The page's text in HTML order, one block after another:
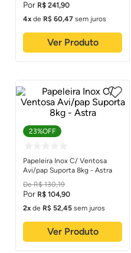
R$ 241 ,90
4
de R$ 60,47 sem juros
Ver Produto
23%OFF
Papeleira Inox C/ Ventosa
Avi/pap Suporta 8kg - Astra
R$ 130,19
R$ 104,90
2
de R$ 52,45 sem juros
Ver Produto